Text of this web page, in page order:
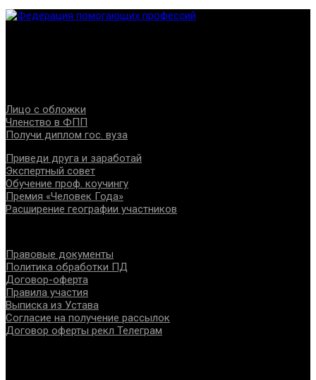
Лицо с обложки
Членство в ФПП
Получи диплом гос. вуза
Приведи друга и заработай
Экспертный совет
Обучение проф. коучингу
Премия «Человек Года»
Расширение географии участников
Правовые документы
Политика обработки ПД
Договор-оферта
Правила участия
Выписка из Устава
Согласие на получение рассылок
Договор оферты рекл Телеграм